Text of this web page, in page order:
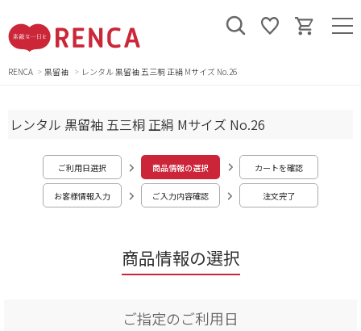
RENCA 黒留袖 レンタル 黒留袖 五三桐 正絹 Mサイズ No.26
商品情報の選択
レンタル 黒留袖 五三桐 正絹 Mサイズ No.26
ご利用日選択 商品情報の選択 カートを確認
お客様情報入力 ご入力内容確認 注文完了
ご指定のご利用日